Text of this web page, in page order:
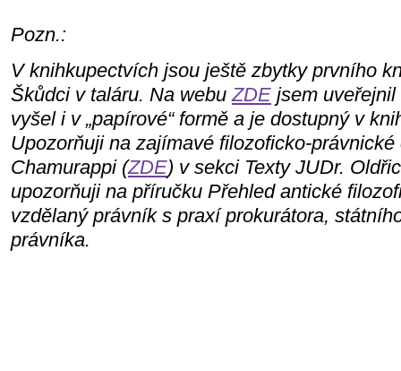
Pozn.:
V knihkupectvích jsou ještě zbytky prvního
Škůdci v taláru. Na webu ZDE jsem
vyšel i v „papírové“ formě a je dostupný v
Upozorňuji na zajímavé filozoficko-
Chamurappi (ZDE) v sekci Texty JUDr.
upozorňuji na příručku Přehled antické
vzdělaný právník s praxí prokurátora,
právníka.